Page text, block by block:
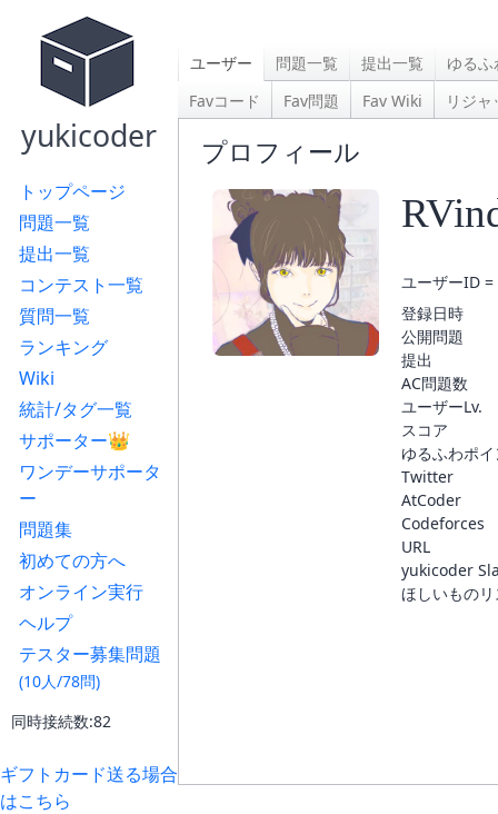
yukicoder
トップページ
問題一覧
提出一覧
コンテスト一覧
質問一覧
ランキング
Wiki
統計/タグ一覧
サポーター👑
ワンデーサポータ
ー
問題集
初めての方へ
オンライン実行
ヘルプ
テスター募集問題
(10人/78問)
同時接続数:82
ギフトカード送る場合
はこちら
ユーザー 問題一覧 提出一覧
ゆる
Favコード
Fav問題 Fav Wiki リジ
プロフィール
ユーザーID
登録日時
公開問題
提出
AC問題数
ユーザーLv.
スコア
ゆるふわポ
Twitter
AtCoder
Codeforces
URL
yukicoder
ほしいもの